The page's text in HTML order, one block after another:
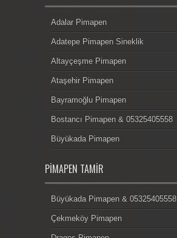
Adalar Pimapen
Adatepe Pimapen Sineklik
Altayçeşme Pimapen
Ataşehir Pimapen
Bayramoğlu Pimapen
Bostancı Pimapen & 05325405558
Büyükada Pimapen
PIMAPEN TAMIR
Büyükada Pimapen & 05325405558
Çekmeköy Pimapen